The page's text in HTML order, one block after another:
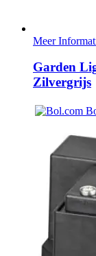
Meer
Garden
Zilvergrijs